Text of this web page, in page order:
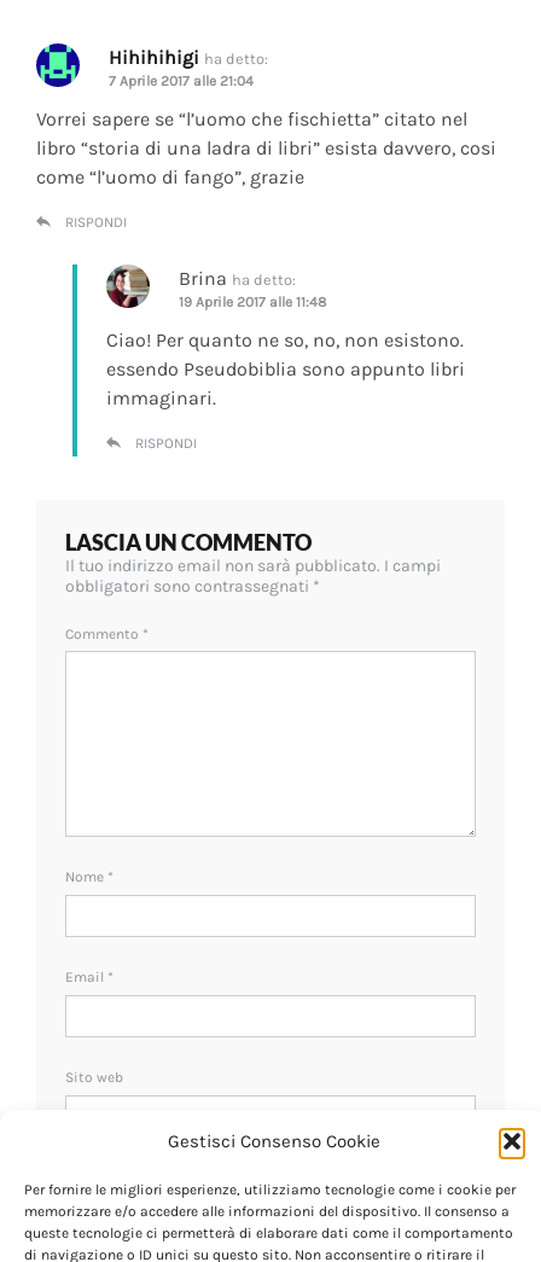
Gestisci Consenso Cookie
Per fornire le migliori esperienze, utilizziamo tecnologie come i cookie per
memorizzare e/o accedere alle informazioni del dispositivo. Il consenso a
queste tecnologie ci permetterà di elaborare dati come il comportamento
di navigazione o ID unici su questo sito. Non acconsentire o ritirare il
Hihihihigi ha detto:
7 Aprile 2017 alle 21:04
Vorrei sapere se “l’uomo che fischietta” citato nel
libro “storia di una ladra di libri” esista davvero, cosi
come “l’uomo di fango”, grazie
RISPONDI
Brina ha detto:
19 Aprile 2017 alle 11:48
Ciao! Per quanto ne so, no, non esistono.
essendo Pseudobiblia sono appunto libri
immaginari.
RISPONDI
LASCIA UN COMMENTO
Il tuo indirizzo email non sarà pubblicato. I campi
obbligatori sono contrassegnati *
Commento *
Nome *
Email *
Sito web